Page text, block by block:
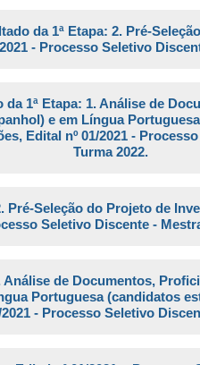
da 1ª Etapa: 2. Pré-
- Processo Seletivo
da 1ª Etapa: 1. Análise de
e em Língua
Edital nº 01/2021 -
Turma 2022.
Pré-Seleção do Projeto de
Seletivo Discente -
Análise de Documentos,
Portuguesa (candidatos
- Processo Seletivo